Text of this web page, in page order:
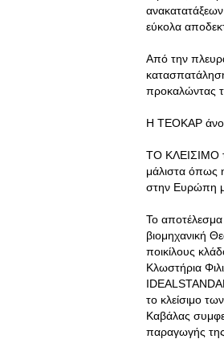
εύκολα
Από την
προκαλώντας
H ΤΕΟΚΑΡ
ΤΟ ΚΛΕΙΣΙΜΟ
μάλιστα όπως
στην Ευρώπη
Το αποτέλεσμα
βιομηχανική
ποικίλους
Κλωστήρια
το κλείσιμο
Καβάλας
παραγωγής